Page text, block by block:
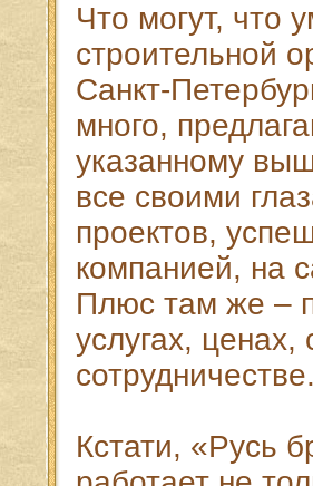
Что могут, что
строительной
Санкт-
много,
указанному
все своими
проектов,
компанией, на
Плюс там же –
услугах, ценах,
Кстати, «Русь